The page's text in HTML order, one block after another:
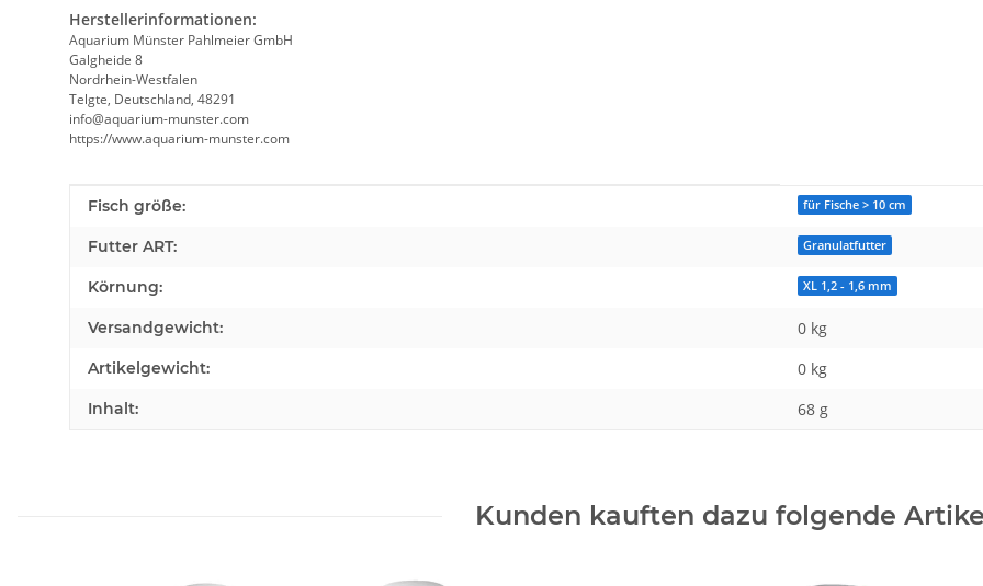
Herstellerinformationen:
Aquarium Münster Pahlmeier GmbH
Galgheide 8
Nordrhein-Westfalen
Telgte, Deutschland, 48291
info@aquarium-munster.com
https://www.aquarium-munster.com
Produkteigenschaft
Wert
Fisch größe: für Fische > 10 cm
Futter ART: Granulatfutter
Körnung: XL 1,2 - 1,6 mm
Versandgewicht: 0 kg
Artikelgewicht: 0 kg
Inhalt: 68 g
Kunden kauften dazu folgende